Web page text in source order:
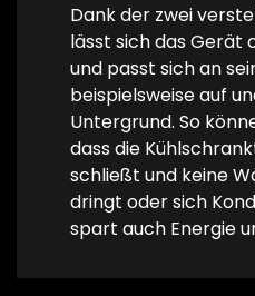
Dank der zwei
lässt sich das Gerät
und passt sich an
beispielsweise auf
Untergrund. So
dass die
schließt und keine
dringt oder sich
spart auch Energie